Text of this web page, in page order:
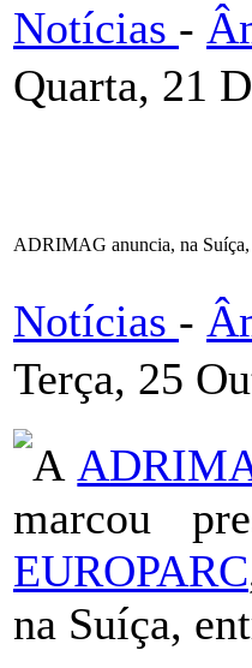
Notícias -
Quarta, 21
ADRIMAG anuncia, na Suíça,
Notícias -
Terça, 25
A
marcou
EUROPARC
na Suíça,